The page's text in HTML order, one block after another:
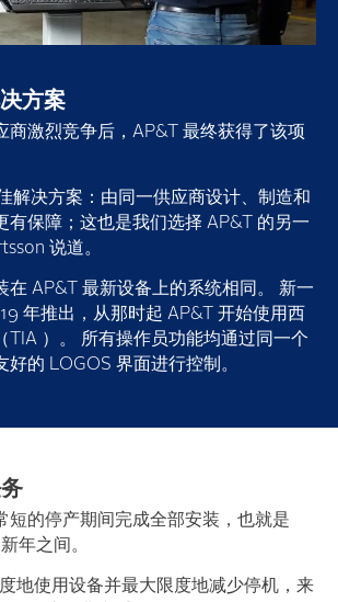
方案
商激烈竞争后，AP&T 最终获得了该项
解决方案：由同一供应商设计、制造和
有保障；这也是我们选择 AP&T 的另一
说道。
在 AP&T 最新设备上的系统相同。 新一
年推出，从那时起 AP&T 开始使用西
TIA ）。 所有操作员功能均通过同一个
好的 LOGOS 界面进行控制。
短的停产期间完成全部安装，也就是
年之间。
地使用设备并最大限度地减少停机，来